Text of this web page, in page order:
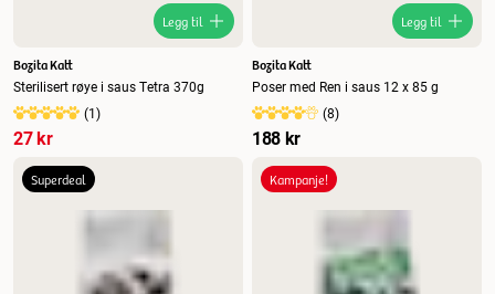
Legg til
Bozita Katt
Sterilisert røye i saus Tetra 370g
(1)
27 kr
Legg til
Bozita Katt
Poser med Ren i saus 12 x 85 g
(8)
188 kr
Superdeal Kampanje!